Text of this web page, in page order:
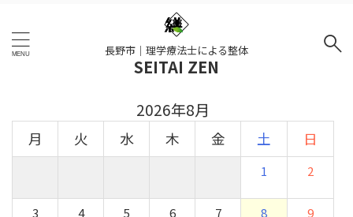
長野市｜理学療法士による整体
SEITAI ZEN
2026年8月
月 火 水 木 金 土 日
1 2
3 4 5 6 7 8 9